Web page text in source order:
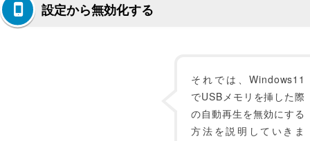
設定から無効化する
それでは、Windows11
でUSBメモリを挿した際
の自動再生を無効にする
方法を説明していきま